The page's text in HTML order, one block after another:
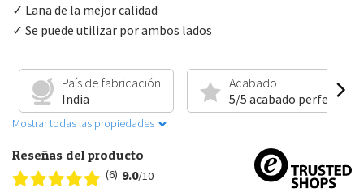
✓ Lana de la mejor calidad
✓ Se puede utilizar por ambos lados
País de fabricación
India
Acabado
5/5 acabado perfecto
Mostrar todas las propiedades
Reseñas del producto
(6) 9.0/10